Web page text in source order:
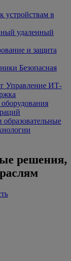
устройствам в
удаленный
и защита
Безопасная
Управление ИТ-
решения,